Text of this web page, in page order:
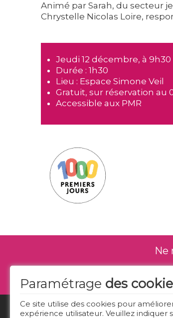
Animé par Sarah, du secteur
Chrystelle Nicolas Loire,
Jeudi 12 décembre, à 9h30
Durée : 1h30
Lieu : Espace Simone Veil
Gratuit, sur réservation au
Accessible aux PMR
Paramétrage des
Ce site utilise des cookies pour
expérience utilisateur. Veuillez indiquer
Ne